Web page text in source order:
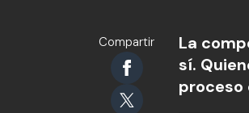
Compartir
La
sí.
proceso